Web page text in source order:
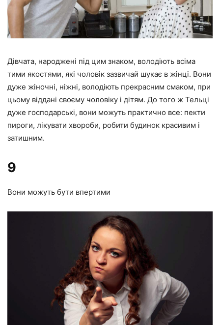
Дівчата, народжені під цим знаком, володіють всіма
тими якостями, які чоловік зазвичай шукає в жінці. Вони
дуже жіночні, ніжні, володіють прекрасним смаком, при
цьому віддані своєму чоловіку і дітям. До того ж Тельці
дуже господарські, вони можуть практично все: пекти
пироги, лікувати хвороби, робити будинок красивим і
затишним.
9
Вони можуть бути впертими